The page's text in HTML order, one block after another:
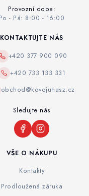
Provozní doba:
Po - Pá: 8:00 - 16:00
VŠE O NÁKUPU
Kontakty
Prodloužená záruka
KONTAKTUJTE NÁS
+420 377 900 090
+420 733 133 331
obchod@kovojuhasz.cz
Sledujte nás